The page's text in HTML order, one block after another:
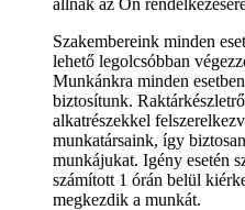
Szakembereink minden
lehető legolcsóbban
Munkánkra minden
biztosítunk.
alkatrészekkel
munkatársaink, így
munkájukat. Igény esetén
számított 1 órán belül
megkezdik a munkát.